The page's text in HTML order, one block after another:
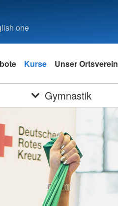
one
Kurse Unser Ortsverein
Gymnastik